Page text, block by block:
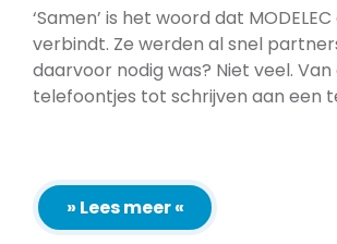
‘Samen’ is het woord dat MODELEC
verbindt. Ze werden al snel
daarvoor nodig was? Niet veel.
telefoontjes tot schrijven aan een
» Lees meer «